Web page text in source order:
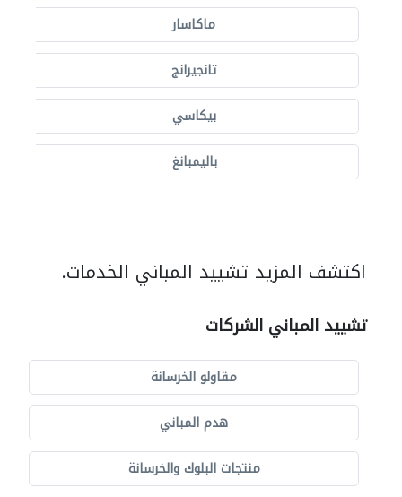
ماكاسار
تانجيرانج
بيكاسي
باليمبانغ
اكتشف المزيد تشييد المباني الخدمات.
تشييد المباني الشركات
مقاولو الخرسانة
هدم المباني
منتجات البلوك والخرسانة